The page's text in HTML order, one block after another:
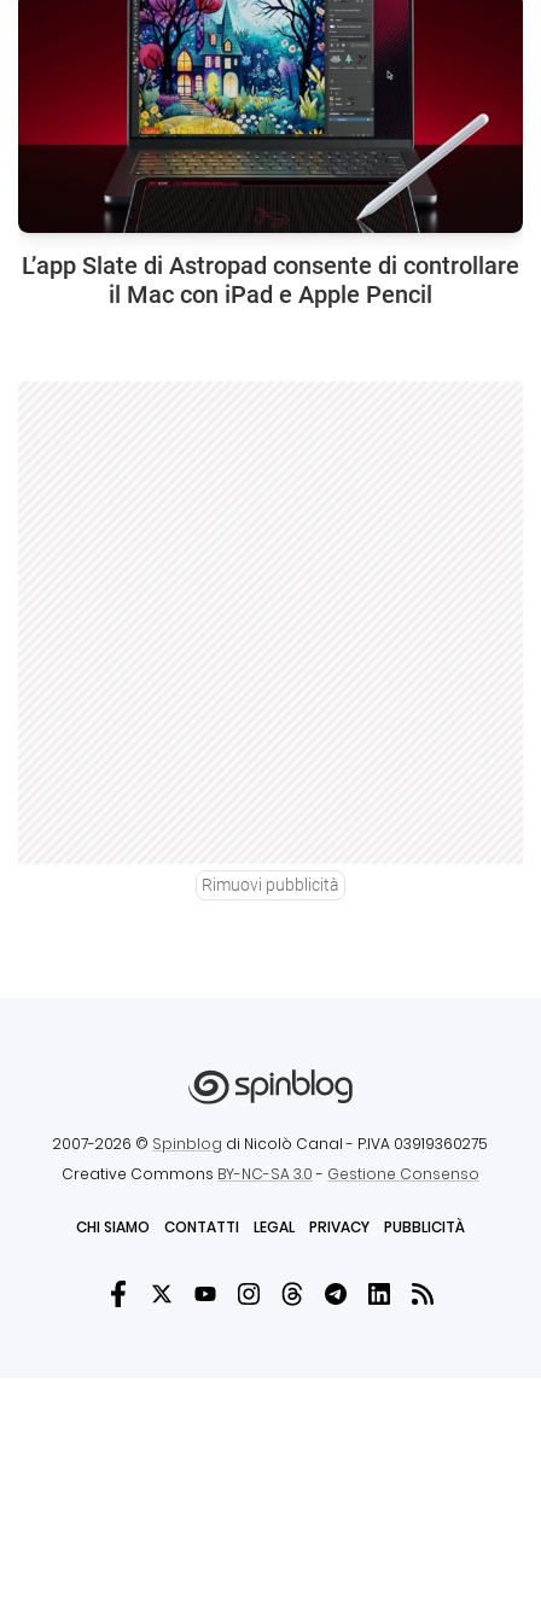
L’app Slate di Astropad consente di controllare
il Mac con iPad e Apple Pencil
Rimuovi pubblicità
2007-2026 © Spinblog di Nicolò Canal - P.IVA 03919360275
Creative Commons BY-NC-SA 3.0- Gestione Consenso
CHI SIAMO CONTATTI LEGAL PRIVACY PUBBLICITÀ